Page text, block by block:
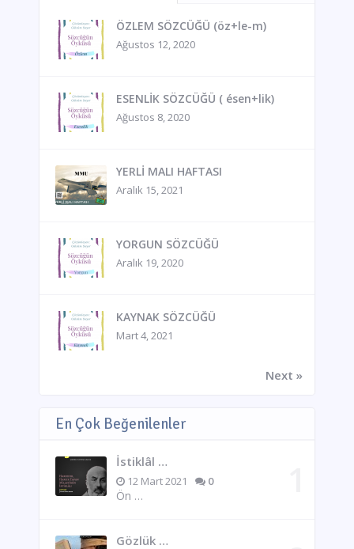
ÖZLEM SÖZCÜĞÜ (öz+le-m)
Ağustos 12, 2020
ESENLİK SÖZCÜĞÜ ( ésen+lik)
Ağustos 8, 2020
YERLİ MALI HAFTASI
Aralık 15, 2021
YORGUN SÖZCÜĞÜ
Aralık 19, 2020
KAYNAK SÖZCÜĞÜ
Mart 4, 2021
Next »
En Çok Beğenilenler
İstiklâl …
12 Mart 2021 0
Ön …
Gözlük …